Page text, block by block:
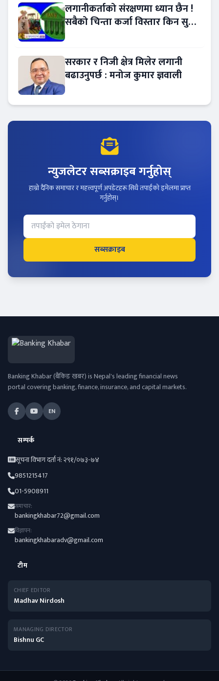
लगानीकर्ताको संरक्षणमा ध्यान छैन !
सबैको चिन्ता कर्जा विस्तार किन सुस्त
सरकार र निजी क्षेत्र मिलेर लगानी
बढाउनुपर्छ : मनोज कुमार ज्ञवाली
न्युजलेटर सब्सक्राइब गर्नुहोस्
हाम्रो दैनिक समाचार र महत्त्वपूर्ण अपडेटहरू सिधै तपाईंको इमेलमा प्राप्त
गर्नुहोस्।
सब्सक्राइब
Banking Khabar (बैंकिङ खबर) is Nepal's leading financial news
portal covering banking, finance, insurance, and capital markets.
EN
सम्पर्क
सूचना विभाग दर्ता नं: २९१/०७३-७४
9851215417
01-5908911
समाचार:
bankingkhabar72@gmail.com
विज्ञापन:
bankingkhabaradv@gmail.com
टीम
CHIEF EDITOR
Madhav Nirdosh
MANAGING DIRECTOR
Bishnu GC